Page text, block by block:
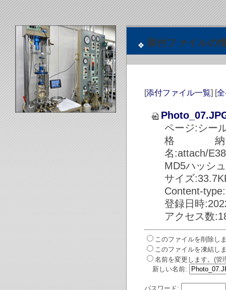
添付ファイルの
[添付ファイル一覧] [
ページ:シー
格
名:attach/
MD5ハッシ
サイズ
Content-
登録日時
アクセス数
このファイルを削除し
このファイルを凍結し
名前を変更します。(管
新しい名前:
パスワード: